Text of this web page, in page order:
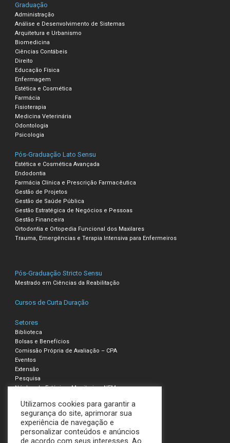
Graduação
Administração
Análise e Desenvolvimento de Sistemas
Arquitetura e Urbanismo
Biomedicina
Ciências Contábeis
Direito
Educação Física
Enfermagem
Estética e Cosmética
Farmácia
Fisioterapia
Medicina Veterinária
Odontologia
Psicologia
Pós-Graduação Lato Sensu
Estética e Cosmética Avançada
Endodontia
Farmácia Clínica e Prescrição Farmacêutica
Gestão de Projetos
Gestão de Saúde Pública
Gestão Estratégica de Negócios e Pessoas
Gestão Financeira
Ortodontia e Ortopedia Funcional dos Maxilares
Trauma, Emergências e Terapia Intensiva para Enfermeiros
Pós-Graduação Stricto Sensu
Mestrado em Ciências da Reabilitação
Cursos de Curta Duração
Setores
Biblioteca
Bolsas e Benefícios
Comissão Própria de Avaliação – CPA
Eventos
Extensão
Pesquisa
Núcleo de Estágio e Monitoria – NEM
Compliance – Ouvidoria
Política de Privacidade e Cookies
Termos de Uso
Utilizamos cookies para garantir a
segurança do site, aprimorar sua
experiência de navegação e
personalizar conteúdos e anúncios
de acordo com seus interesses. Ao